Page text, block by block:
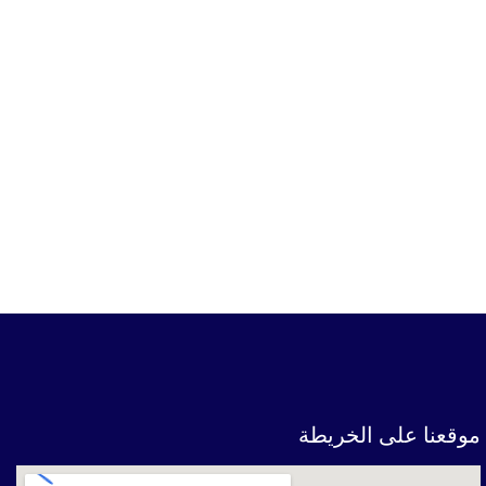
موقعنا على الخريطة